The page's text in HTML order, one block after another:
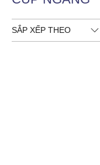
SẮP XẾP THEO